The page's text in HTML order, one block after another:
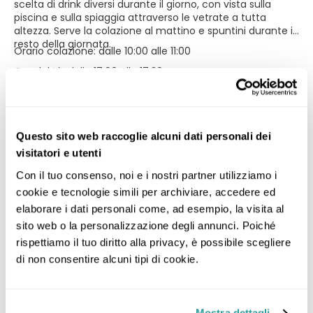
Questo sito web raccoglie alcuni dati personali dei
visitatori e utenti
Con il tuo consenso, noi e i nostri partner utilizziamo i
cookie e tecnologie simili per archiviare, accedere ed
elaborare i dati personali come, ad esempio, la visita al
sito web o la personalizzazione degli annunci. Poiché
rispettiamo il tuo diritto alla privacy, è possibile scegliere
di non consentire alcuni tipi di cookie.
scelta di drink diversi durante il giorno, con vista sulla
piscina e sulla spiaggia attraverso le vetrate a tutta
altezza. Serve la colazione al mattino e spuntini durante il
resto della giornata.
Orario colazione: dalle 10:00 alle 11:00
Ora del tè: dalle 17:00 alle 17:30
Muoviti al ritmo della musica che hai nell'anima,
accomodati al bar e ordina il tuo drink preferito.
Tenda beduina:
Siediti come un beduino, bevi come un beduino; goditi il
narghilè e sorseggia speciali drink orientali che ti faranno
immergere nell'atmosfera autentica della musica
orientale.
Queen Sharm Diving Center:
penisola del Sinai meridionale, con vista sul Parco